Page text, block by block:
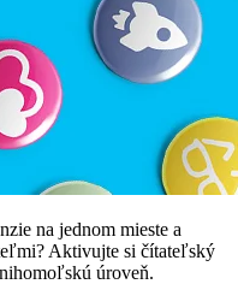
na jednom mieste a
Aktivujte si čítateľský
úroveň.